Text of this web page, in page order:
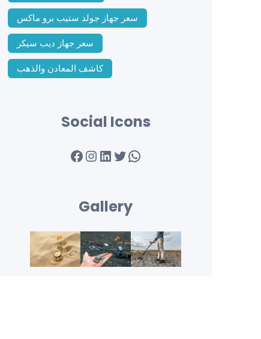
سعر جهاز جولد ستيب برو ماكس
سعر جهاز ديب سيكر
كاشف المعادن والذهب
Social Icons
Facebook InstagramLinkedIn Twitter WhatsApp
Gallery